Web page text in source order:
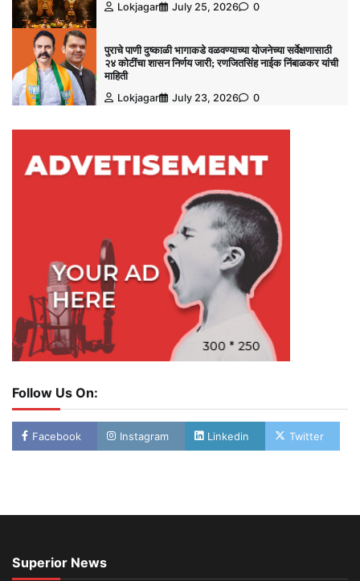
Lokjagar
July 25, 2026 0
पुराचे पाणी दुष्काळी भागाकडे वळवण्याच्या योजनेच्या सर्वेक्षणासाठी
२४ कोटींचा शासन निर्णय जारी; रणजितसिंह नाईक निंबाळकर यांची
माहिती
Lokjagar
July 23, 2026 0
Follow Us On:
Facebook Instagram Linkedin Twitter
Superior News